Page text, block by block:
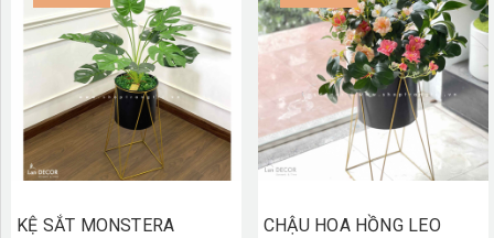
KỆ SẮT MONSTERA
CHẬU HOA HỒNG LEO